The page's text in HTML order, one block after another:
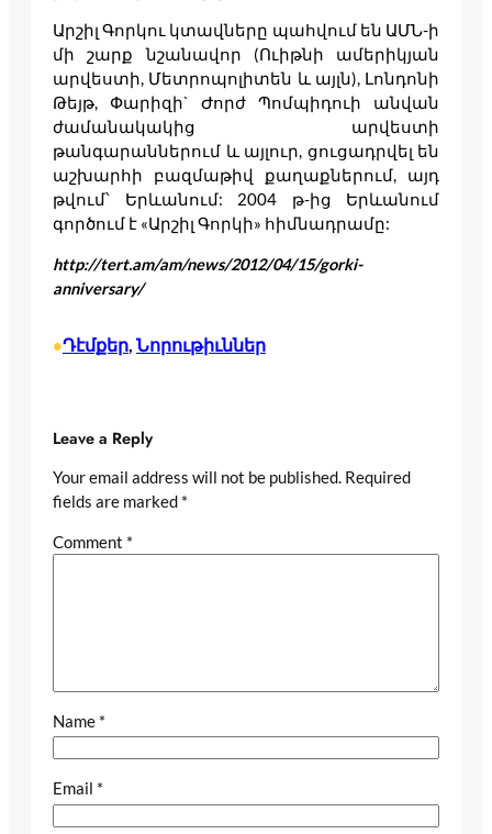
Արշիլ Գորկու կտավները պահվում են ԱՄՆ-ի
մի շարք նշանավոր (Ուիթնի ամերիկյան
արվեստի, Մետրոպոլիտեն և այլն), Լոնդոնի
Թեյթ, Փարիզի` Ժորժ Պոմպիդուի անվան
ժամանակակից արվեստի
թանգարաններում և այլուր, ցուցադրվել են
աշխարհի բազմաթիվ քաղաքներում, այդ
թվում՝ Երևանում: 2004 թ-ից Երևանում
գործում է «Արշիլ Գորկի» հիմնադրամը:
http://tert.am/am/news/2012/04/15/gorki-
anniversary/
•Դէմքեր, Նորութիւններ
Leave a Reply
Your email address will not be published. Required
fields are marked *
Comment *
Name *
Email *